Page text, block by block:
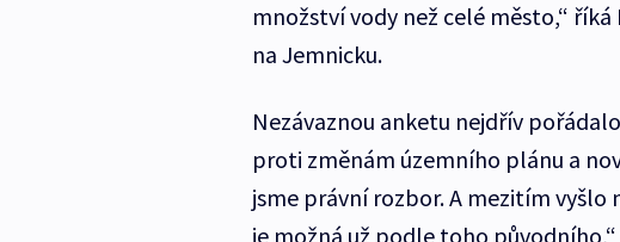
množství vody než celé město,“
na Jemnicku.
Nezávaznou anketu nejdřív
proti změnám územního plánu a
jsme právní rozbor. A mezitím
je možná už podle toho